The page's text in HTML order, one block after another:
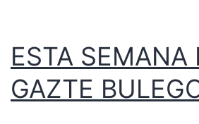
ESTA SEMANA
GAZTE